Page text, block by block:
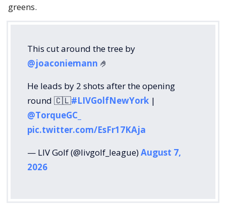
greens.
This cut around the tree by
@joaconiemann 🤌
He leads by 2 shots after the opening
round 🇨🇱#LIVGolfNewYork |
@TorqueGC_
pic.twitter.com/EsFr17KAja
— LIV Golf (@livgolf_league)August 7,
2026